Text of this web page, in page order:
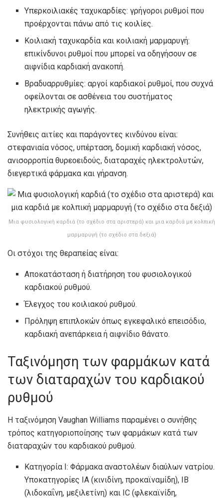
Υπερκοιλιακές ταχυκαρδίες: γρήγοροι ρυθμοί που
προέρχονται πάνω από τις κοιλίες.
Κοιλιακή ταχυκαρδία και κοιλιακή μαρμαρυγή:
επικίνδυνοι ρυθμοί που μπορεί να οδηγήσουν σε
αιφνίδια καρδιακή ανακοπή.
Βραδυαρρυθμίες: αργοί καρδιακοί ρυθμοί, που συχνά
οφείλονται σε ασθένεια του συστήματος
ηλεκτρικής αγωγής.
Συνήθεις αιτίες και παράγοντες κινδύνου είναι:
στεφανιαία νόσος, υπέρταση, δομική καρδιακή νόσος,
ανισορροπία θυρεοειδούς, διαταραχές ηλεκτρολυτών,
διεγερτικά φάρμακα και γήρανση.
Μια φυσιολογική καρδιά (το σχέδιο στα αριστερά) και μια καρδιά με κολπική
μαρμαρυγή (το σχέδιο στα δεξιά)
Οι στόχοι της θεραπείας είναι:
Αποκατάσταση ή διατήρηση του φυσιολογικού
καρδιακού ρυθμού.
Έλεγχος του κοιλιακού ρυθμού.
Πρόληψη επιπλοκών όπως εγκεφαλικό επεισόδιο,
καρδιακή ανεπάρκεια ή αιφνίδιο θάνατο.
Ταξινόμηση των φαρμάκων κατά
των διαταραχών του καρδιακού
ρυθμού
Η ταξινόμηση Vaughan Williams παραμένει ο συνήθης
τρόπος κατηγοριοποίησης των φαρμάκων κατά των
διαταραχών του καρδιακού ρυθμού.
Κατηγορία Ι: Φάρμακα αναστολέων διαύλων νατρίου.
Υποκατηγορίες IA (κινιδίνη, προκαϊναμίδη), IB
(λιδοκαΐνη, μεξιλετίνη) και IC (φλεκαϊνίδη,